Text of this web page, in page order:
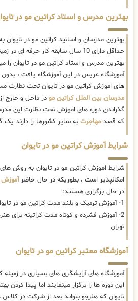
بهترین مدرس و استاد کراتین مو در
بهترین مدرسان و اساتید کراتین مو در تایوان
حداقل دارای 10 سال سابقه کار حرفه
بهترین مدرس و استاد کراتین مو در تایوان را
آموزشگاه عریس در این آموزشگاه یافت ،
های اموزش کراتین مو در تایوان تحت نظارت
مدرسان بین الملل کراتین مو در داخل و خارج
گذراندن دوره های اموزش تحت نظارت این
که قصد مهاجرت به سایر کشورها را دارند یک
شرایط آموزش کراتین مو در تایوان
شرایط اموزش کراتین مو در تایوان به روش
امکانپذیر است ، بطوریکه در حال حاضرآموزش
در حال برگزاری هستند:
1- آموزش ترمیک و بلند مدت کراتین مو در تایوان
2- آموزش فشرده و کوتاه مدت کراتینه برای
تهران
آموزشگاه معتبر کراتین مو در تایوان
آموزشگاه های آرایشگری های بسیاری در زمینه
این دوره ها را برگزار مینمایند اما پیدا کردن
تایوان که هنرجو بتواند بعد از شرکت در کلاس